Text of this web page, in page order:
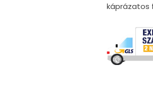
káprázatos